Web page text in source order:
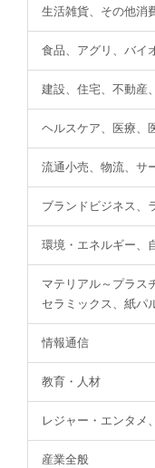
生活雑貨、その他消
食品、アグリ、バイ
建設、住宅、不動産
ヘルスケア、医療、
流通小売、物流、サ
ブランドビジネス、
環境・エネルギー、
マテリアル～プラス
セラミックス、紙パ
情報通信
教育・人材
レジャー・エンタメ
産業全般